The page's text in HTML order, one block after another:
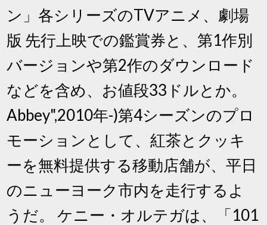
ン」各シリーズのTVアニメ、劇場
版 先行上映での鑑賞券と、第1作別
バージョンや第2作のダウンロード
などを含め、お値段33ドルとか。
Abbey",2010年-)第4シーズンのプロ
モーションとして、紅茶とクッキ
ーを無料提供する移動店舗が、平日
のニューヨーク市内を走行するよ
うだ。 ケニー・オルテガは、「101